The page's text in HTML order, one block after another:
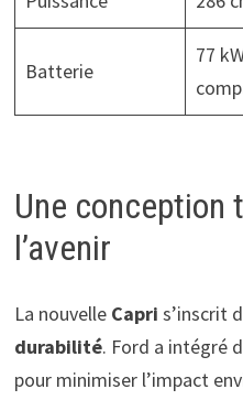
Batterie
77
Une conception
l’avenir
La nouvelle Capri s’inscrit
durabilité. Ford a intégré
pour minimiser l’impact